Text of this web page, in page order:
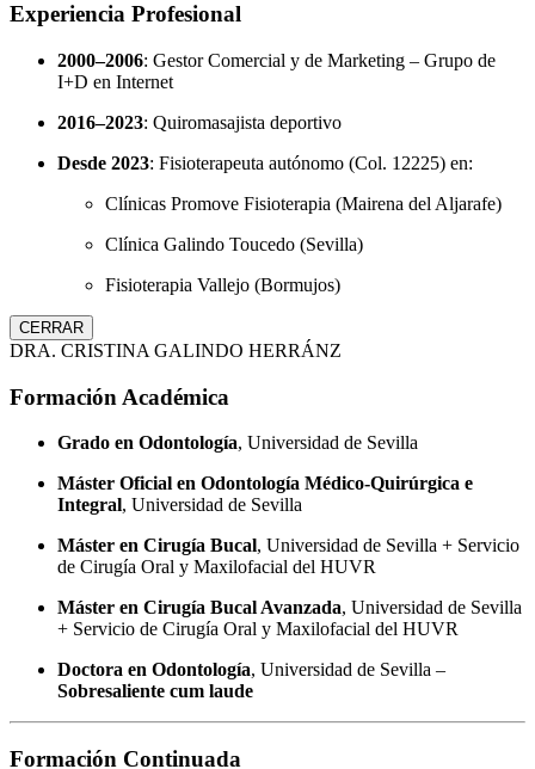
Experiencia Profesional
2000–2006: Gestor Comercial y de Marketing – Grupo de
I+D en Internet
2016–2023: Quiromasajista deportivo
Desde 2023: Fisioterapeuta autónomo (Col. 12225) en:
Clínicas Promove Fisioterapia (Mairena del Aljarafe)
Clínica Galindo Toucedo (Sevilla)
Fisioterapia Vallejo (Bormujos)
CERRAR
DRA. CRISTINA GALINDO HERRÁNZ
Formación Académica
Grado en Odontología, Universidad de Sevilla
Máster Oficial en Odontología Médico-Quirúrgica e
Integral, Universidad de Sevilla
Máster en Cirugía Bucal, Universidad de Sevilla + Servicio
de Cirugía Oral y Maxilofacial del HUVR
Máster en Cirugía Bucal Avanzada, Universidad de Sevilla
+ Servicio de Cirugía Oral y Maxilofacial del HUVR
Doctora en Odontología, Universidad de Sevilla –
Sobresaliente cum laude
Formación Continuada